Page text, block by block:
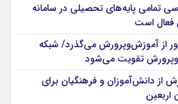
تمامی پایه‌های تحصیلی در سامانه
فعال است
از آموزش‌وپرورش می‌گذرد/ شبکه
تقویت می‌شود
از دانش‌آموزان و فرهنگیان برای
اربعین